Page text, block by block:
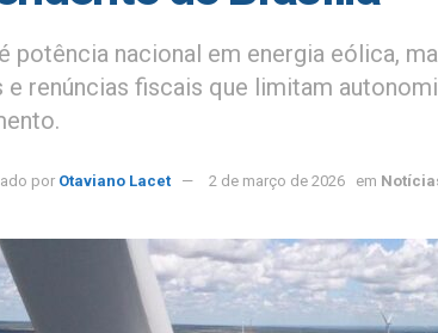
potência nacional em energia eólica,
e renúncias fiscais que limitam
por Otaviano Lacet 2 de março de 2026 em